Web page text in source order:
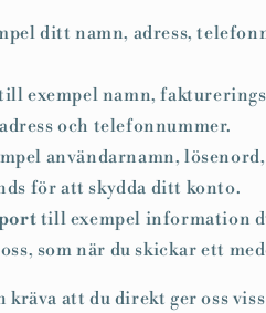
ditt namn, adress,
exempel namn,
och telefonnummer.
användarnamn,
för att skydda ditt konto.
till exempel information
som när du skickar ett
att du direkt ger oss